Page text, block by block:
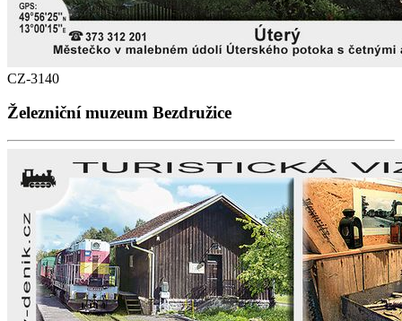
CZ-3140
Železniční muzeum Bezdružice